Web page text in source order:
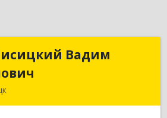
Вадим
ИП Лисицкий Вадим